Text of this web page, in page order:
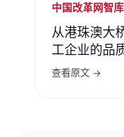
中国改革网智库
从港珠澳大
工企业的品
查看原文 →